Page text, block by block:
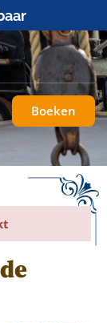
Boeken